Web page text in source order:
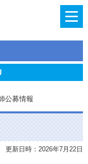
公募情報
更新日時：2026年7月22日